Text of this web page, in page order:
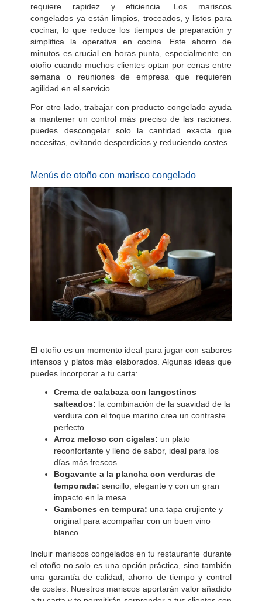
requiere rapidez y eficiencia. Los mariscos
congelados ya están limpios, troceados, y listos para
cocinar, lo que reduce los tiempos de preparación y
simplifica la operativa en cocina. Este ahorro de
minutos es crucial en horas punta, especialmente en
otoño cuando muchos clientes optan por cenas entre
semana o reuniones de empresa que requieren
agilidad en el servicio.
Por otro lado, trabajar con producto congelado ayuda
a mantener un control más preciso de las raciones:
puedes descongelar solo la cantidad exacta que
necesitas, evitando desperdicios y reduciendo costes.
Menús de otoño con marisco congelado
El otoño es un momento ideal para jugar con sabores
intensos y platos más elaborados. Algunas ideas que
puedes incorporar a tu carta:
Crema de calabaza con langostinos
salteados: la combinación de la suavidad de la
verdura con el toque marino crea un contraste
perfecto.
Arroz meloso con cigalas: un plato
reconfortante y lleno de sabor, ideal para los
días más frescos.
Bogavante a la plancha con verduras de
temporada: sencillo, elegante y con un gran
impacto en la mesa.
Gambones en tempura: una tapa crujiente y
original para acompañar con un buen vino
blanco.
Incluir mariscos congelados en tu restaurante durante
el otoño no solo es una opción práctica, sino también
una garantía de calidad, ahorro de tiempo y control
de costes. Nuestros mariscos aportarán valor añadido